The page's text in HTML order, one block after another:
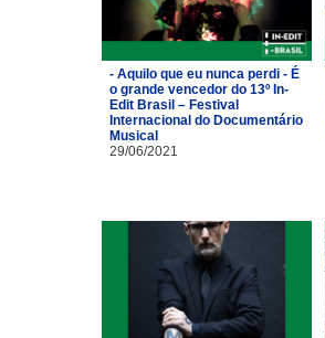
- Aquilo que eu nunca perdi - É
o grande vencedor do 13º In-
Edit Brasil – Festival
Internacional do Documentário
Musical
29/06/2021